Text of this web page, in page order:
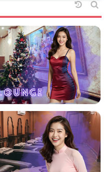
날짜순 정
게시